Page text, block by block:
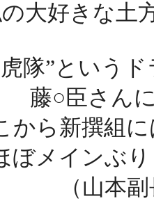
大好きな土
隊”という
藤○臣さん
から新撰組
ぼメインぶ
（山本